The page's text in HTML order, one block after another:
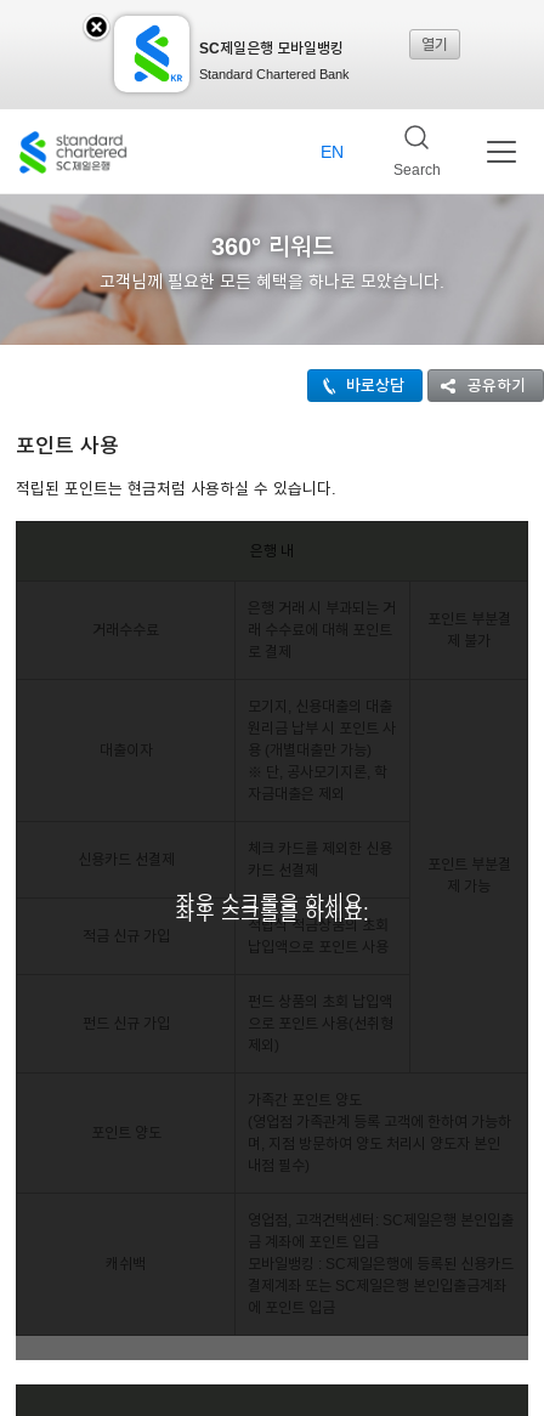
SC제일은행 모바일뱅킹
Standard Chartered Bank
열기
제일
은행
모바
킹레
Search
EN
360° 리워드
고객님께 필요한 모든 혜택을 하나로 모았습니다.
바로상담 공유하기
포인트 사용
적립된 포인트는 현금처럼 사용하실 수 있습니다.
은행 내
거래수수료
은행 거래 시 부과되는 거
래 수수료에 대해 포인트
로 결제
포인트 부분결
제 불가
대출이자
모기지, 신용대출의 대출
원리금 납부 시 포인트 사
용 (개별대출만 가능)
※ 단, 공사모기지론, 학
자금대출은 제외
포인트 부분결
제 가능
신용카드 선결제
체크 카드를 제외한 신용
카드 선결제
적금 신규 가입
적립식 적금상품의 초회
납입액으로 포인트 사용
펀드 신규 가입
펀드 상품의 초회 납입액
으로 포인트 사용(선취형
제외)
포인트 양도
가족간 포인트 양도
(영업점 가족관계 등록 고객에 한하여 가능하
며, 지점 방문하여 양도 처리시 양도자 본인
내점 필수)
캐쉬백
영업점, 고객컨택센터: SC제일은행 본인입출
금 계좌에 포인트 입금
모바일뱅킹 : SC제일은행에 등록된 신용카드
결제계좌 또는 SC제일은행 본인입출금계좌
에 포인트 입금
좌우 스크롤을 하세요.
좌우 스크롤을 하세요.